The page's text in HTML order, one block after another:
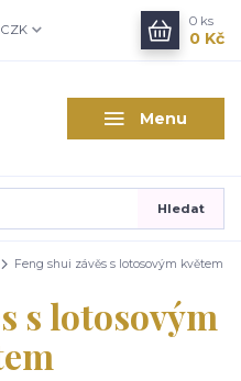
Menu
CZK
Hledat
0 ks
0 Kč
Feng shui závěs s lotosovým květem
s lotosovým